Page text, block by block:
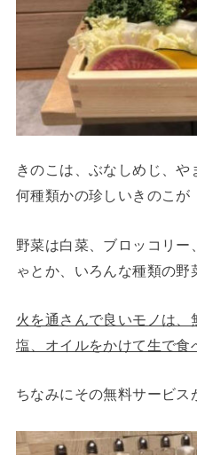
きのこは、ぶなしめじ、や
何種類かの珍しいきのこが
野菜は白菜、ブロッコリー
ゃとか、いろんな種類の野
火を通さんで良いモノは
塩、オイルをかけて生で食
ちなみにその無料サービス